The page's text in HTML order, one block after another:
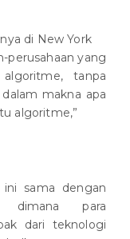
di New York
perusahaan yang
tanpa
makna apa
algoritme,”
sama dengan
dimana para
dari teknologi